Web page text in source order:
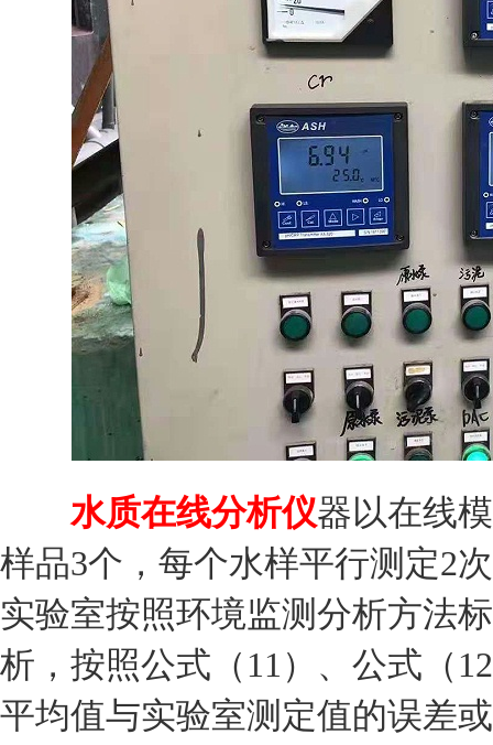
水质在线分析仪器以在线
样品3个，每个水样平行测定2
实验室按照环境监测分析方法
析，按照公式（11）、公式（
平均值与实验室测定值的误差